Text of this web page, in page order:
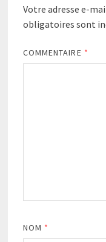
Votre adresse e-
obligatoires sont
COMMENTAIRE *
NOM *